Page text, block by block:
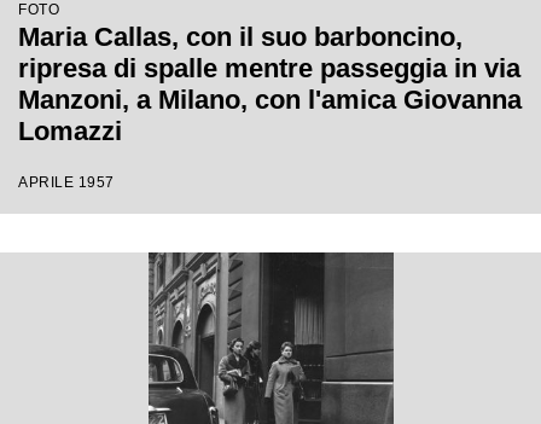
FOTO
Maria Callas, con il suo barboncino,
ripresa di spalle mentre passeggia in via
Manzoni, a Milano, con l'amica Giovanna
Lomazzi
APRILE 1957